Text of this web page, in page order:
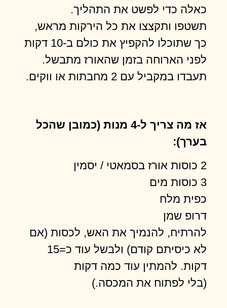
כאלה כדי לפשט את התהליך.
תשטפו ותקצצו את כל הירקות מראש,
כך שתוכלו להקפיץ את כולם ב-10 דקות
לפני הארוחה בזמן שהאורז מתבשל.
תעבדו במקביל עם 2 מחבתות או ווקים.
אז מה צריך ל-4 מנות (כמובן שהכל
בערך):
2 כוסות אורז בסמאטי / יסמין
3 כוסות מים
כפית מלח
דרופ שמן
להרתיח, להנמיך את האש, לכסות (אם
לא כיסיתם קודם) ולבשל עוד כ=15
דקות. להמתין עוד כמה דקות
(בלי לפתוח את המכסה.)